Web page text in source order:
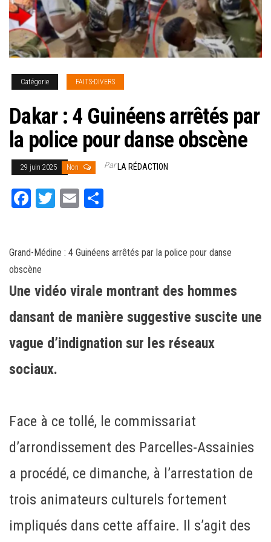
Catégorie FAITS-DIVERS
Dakar : 4 Guinéens arrêtés par
la police pour danse obscène
29 juin 2025 Non ParLA RÉDACTION
Fa
ok
T
er
E
er
Grand-Médine : 4 Guinéens arrêtés par la police pour danse
obscène
Une vidéo virale montrant des hommes
dansant de manière suggestive suscite une
vague d’indignation sur les réseaux
sociaux.
Face à ce tollé, le commissariat
d’arrondissement des Parcelles-Assainies
a procédé, ce dimanche, à l’arrestation de
trois animateurs culturels fortement
impliqués dans cette affaire. Il s’agit des